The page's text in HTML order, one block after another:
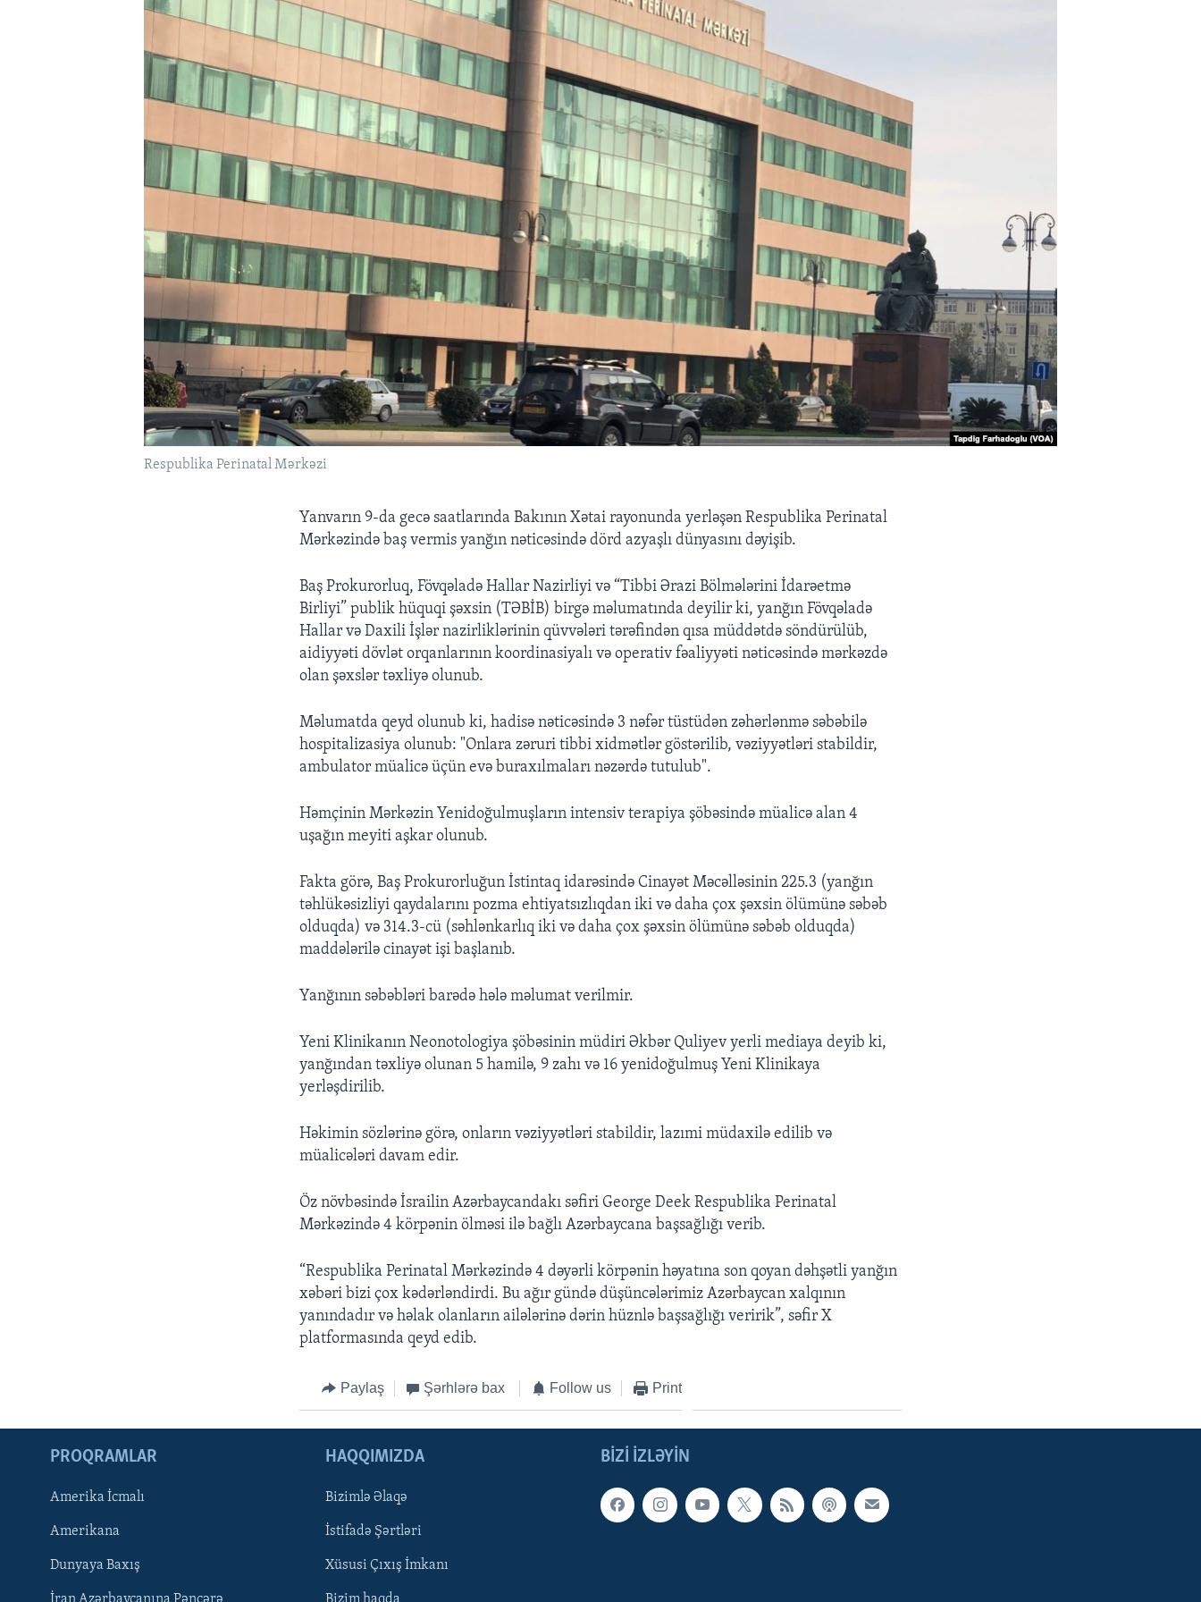
BIZI IZLƏYIN
Respublika Perinatal Mərkəzi
Yanvarın 9-da gecə saatlarında Bakının Xətai rayonunda yerləşən Respublika Perinatal
Mərkəzində baş vermis yanğın nəticəsində dörd azyaşlı dünyasını dəyişib.
Baş Prokurorluq, Fövqəladə Hallar Nazirliyi və “Tibbi Ərazi Bölmələrini İdarəetmə
Birliyi” publik hüquqi şəxsin (TƏBİB) birgə məlumatında deyilir ki, yanğın Fövqəladə
Hallar və Daxili İşlər nazirliklərinin qüvvələri tərəfindən qısa müddətdə söndürülüb,
aidiyyəti dövlət orqanlarının koordinasiyalı və operativ fəaliyyəti nəticəsində mərkəzdə
olan şəxslər təxliyə olunub.
Məlumatda qeyd olunub ki, hadisə nəticəsində 3 nəfər tüstüdən zəhərlənmə səbəbilə
hospitalizasiya olunub: "Onlara zəruri tibbi xidmətlər göstərilib, vəziyyətləri stabildir,
ambulator müalicə üçün evə buraxılmaları nəzərdə tutulub".
Həmçinin Mərkəzin Yenidoğulmuşların intensiv terapiya şöbəsində müalicə alan 4
uşağın meyiti aşkar olunub.
Fakta görə, Baş Prokurorluğun İstintaq idarəsində Cinayət Məcəlləsinin 225.3 (yanğın
təhlükəsizliyi qaydalarını pozma ehtiyatsızlıqdan iki və daha çox şəxsin ölümünə səbəb
olduqda) və 314.3-cü (səhlənkarlıq iki və daha çox şəxsin ölümünə səbəb olduqda)
maddələrilə cinayət işi başlanıb.
Yanğının səbəbləri barədə hələ məlumat verilmir.
Yeni Klinikanın Neonotologiya şöbəsinin müdiri Əkbər Quliyev yerli mediaya deyib ki,
yanğından təxliyə olunan 5 hamilə, 9 zahı və 16 yenidoğulmuş Yeni Klinikaya
yerləşdirilib.
Həkimin sözlərinə görə, onların vəziyyətləri stabildir, lazımi müdaxilə edilib və
müalicələri davam edir.
Öz növbəsində İsrailin Azərbaycandakı səfiri George Deek Respublika Perinatal
Mərkəzində 4 körpənin ölməsi ilə bağlı Azərbaycana başsağlığı verib.
“Respublika Perinatal Mərkəzində 4 dəyərli körpənin həyatına son qoyan dəhşətli yanğın
xəbəri bizi çox kədərləndirdi. Bu ağır gündə düşüncələrimiz Azərbaycan xalqının
yanındadır və həlak olanların ailələrinə dərin hüznlə başsağlığı veririk”, səfir X
platformasında qeyd edib.
Paylaş Şərhlərə bax Follow us Print
BIZI IZLƏYIN
PROQRAMLAR
Amerika İcmalı
Amerikana
Dunyaya Baxış
HAQQIMIZDA
Bizimlə Əlaqə
İstifadə Şərtləri
Xüsusi Çıxış İmkanı